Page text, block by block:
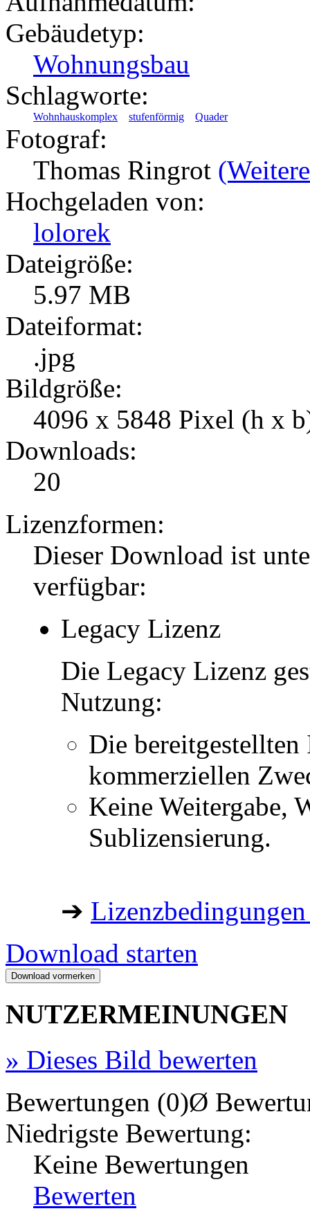
Gebäudetyp:
Wohnungsbau
Schlagworte:
Wohnhauskomplex stufenförmig Quader
Fotograf:
Thomas Ringrot
Hochgeladen von:
lolorek
Dateigröße:
5.97 MB
Dateiformat:
.jpg
Bildgröße:
4096 x 5848 Pixel (h x
Downloads:
20
Lizenzformen:
Dieser Download ist
verfügbar:
Legacy Lizenz
Die Legacy Lizenz
Nutzung:
Die
kommerziellen
Keine Weitergabe,
Sublizensierung.
➔
Download starten
NUTZERMEINUNGEN
» Dieses Bild bewerten
Bewertungen (0)Ø
Niedrigste Bewertung:
Keine Bewertungen
Bewerten